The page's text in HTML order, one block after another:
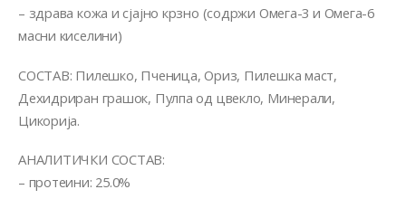
– здрава кожа и сјајно крзно (содржи Омега-3 и Омега-6
масни киселини)
СОСТАВ: Пилешко, Пченица, Ориз, Пилешка маст,
Дехидриран грашок, Пулпа од цвекло, Минерали,
Цикорија.
АНАЛИТИЧКИ СОСТАВ:
– протеини: 25.0%